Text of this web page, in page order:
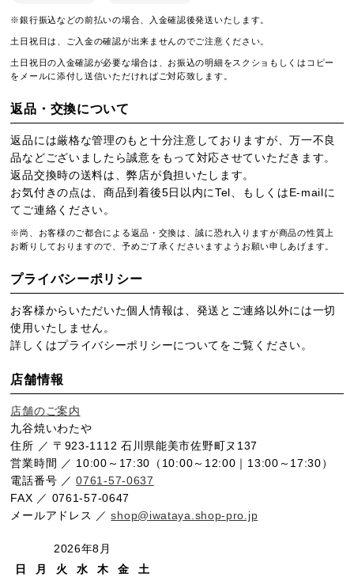
※銀行振込などの前払いの場合、入金確認後発送いたします。
土日祝日は、ご入金の確認が出来ませんのでご注意ください。
土日祝日の入金確認が必要な場合は、お振込の明細をスクショもしくはコピー
をメールに添付し送信いただければご対応致します。
返品・交換について
返品には厳格な管理のもと十分注意しておりますが、万一不良
品などございましたら誠意をもって対応させていただきます。
返品交換時の送料は、弊店が負担いたします。
お気付きの点は、商品到着後5日以内にTel、もしくはE-mailに
てご連絡ください。
※尚、お客様のご都合による返品・交換は、誠に恐れ入りますが商品の性質上
お断りしておりますので、予めご了承くださいますようお願い申しあげます。
プライバシーポリシー
お客様からいただいた個人情報は、発送とご連絡以外には一切
使用いたしません。
詳しくはプライバシーポリシーについてをご覧ください。
店舗情報
店舗のご案内
九谷焼いわたや
住所 ／ 〒923-1112 石川県能美市佐野町ヌ137
営業時間 ／ 10:00～17:30（10:00～12:00｜13:00～17:30）
電話番号 ／0761-57-0637
FAX ／ 0761-57-0647
メールアドレス ／shop@iwataya.shop-pro.jp
2026年8月
日
月 火 水 木 金 土